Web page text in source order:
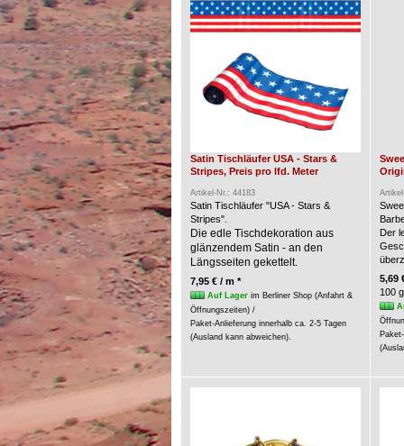
Satin Tischläufer USA - Stars &
Stripes, Preis pro lfd. Meter
Artikel-Nr.: 44183
Satin Tischläufer "USA - Stars &
Stripes".
Die edle Tischdekoration aus
glänzendem Satin - an den
Längsseiten gekettelt.
7,95 € / m *
Auf Lagerim Berliner Shop (Anfahrt &
Öffnungszeiten) /
Paket-Anlieferung innerhalb ca. 2-5 Tagen
(Ausland kann abweichen).
Der
5,69
100